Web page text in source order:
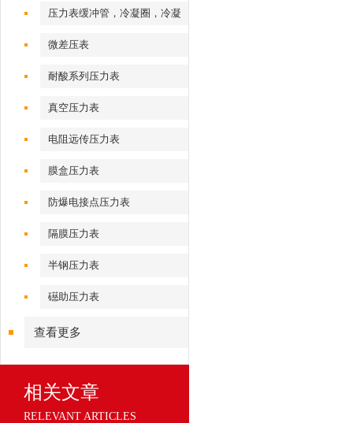
压力表缓冲管，冷凝圈，冷凝
弯
微差压表
耐酸系列压力表
真空压力表
电阻远传压力表
膜盒压力表
防爆电接点压力表
隔膜压力表
半钢压力表
礠助压力表
查看更多
相关文章
RELEVANT ARTICLES